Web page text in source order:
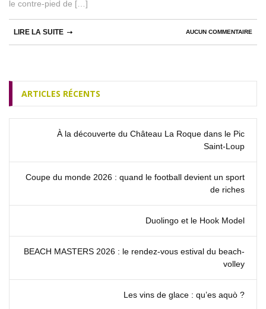
le contre-pied de […]
AUCUN COMMENTAIRE
LIRE LA SUITE
ARTICLES RÉCENTS
À la découverte du Château La Roque dans le Pic
Saint‑Loup
Coupe du monde 2026 : quand le football devient un sport
de riches
Duolingo et le Hook Model
BEACH MASTERS 2026 : le rendez‑vous estival du beach-
volley
Les vins de glace : qu’es aquò ?